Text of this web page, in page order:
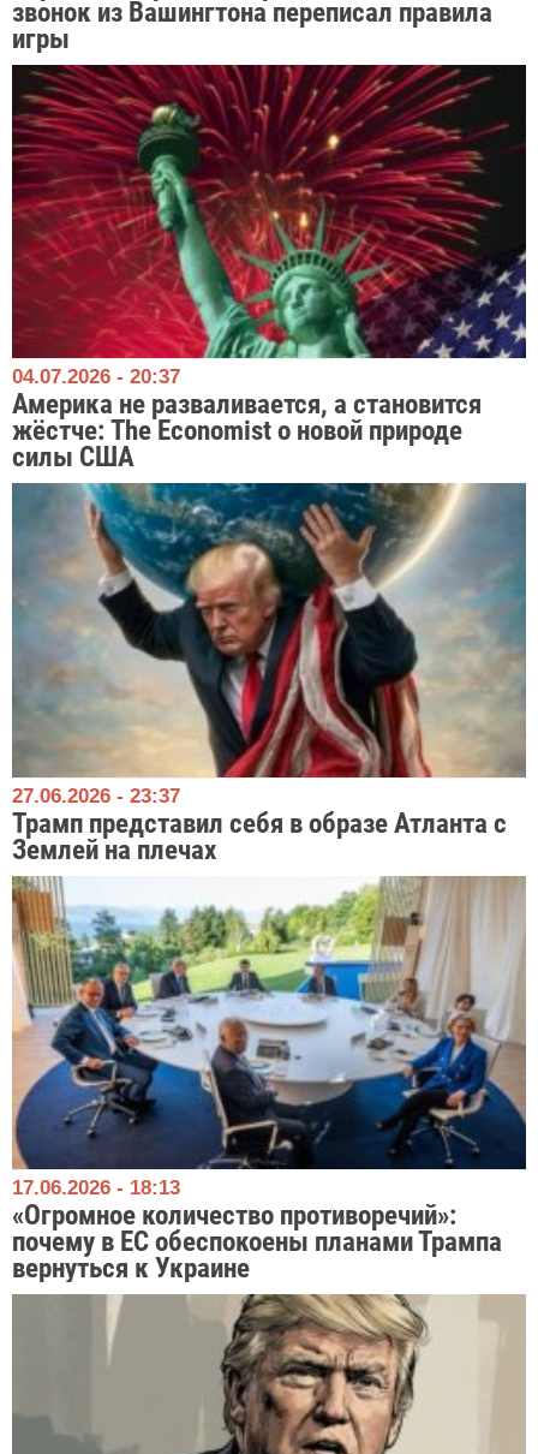
звонок из Вашингтона переписал правила
игры
04.07.2026 - 20:37
Америка не разваливается, а становится
жёстче: The Economist о новой природе
силы США
27.06.2026 - 23:37
Трамп представил себя в образе Атланта с
Землей на плечах
17.06.2026 - 18:13
«Огромное количество противоречий»:
почему в ЕС обеспокоены планами Трампа
вернуться к Украине